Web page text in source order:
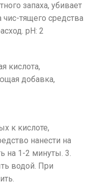
запаха, убивает
чис-тящего средства
pH: 2
кислота,
добавка,
к кислоте,
нанести на
на 1-2 минуты. 3.
водой. При